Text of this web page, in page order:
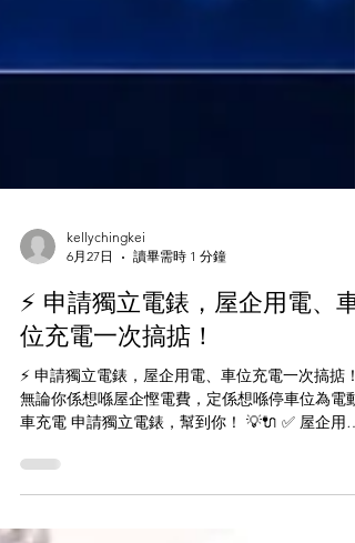
6月27日
讀畢需時 1 分鐘
⚡️ 申請獨立電錶，屋企用電、車
位充電一次搞掂！
⚡️ 申請獨立電錶，屋企用電、車位充電一次搞掂！
車充電 申請獨立電錶，幫到你！ 💡🔌 ✅ 屋企用電
人共用電，自己嘅電自己管！ 💰 服務費用：$3,500